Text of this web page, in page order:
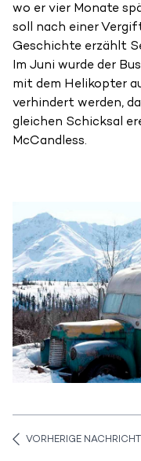
wo er vier Monate
soll nach einer
Geschichte erzählt
Im Juni wurde der
mit dem Helikopter
verhindert werden,
gleichen Schicksal
McCandless.
VORHERIGE